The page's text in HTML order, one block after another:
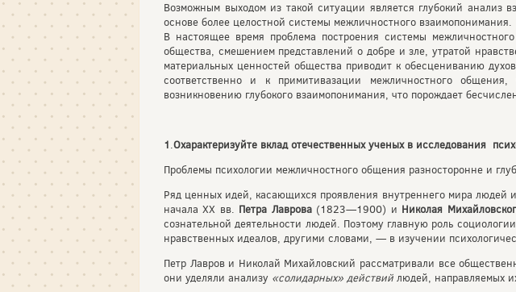
Возможным выходом из такой ситуации является глубокий
основе более целостной системы межличностного взаимопонимания.
В настоящее время проблема построения системы
общества, смешением представлений о добре и зле, утратой
материальных ценностей общества приводит к обесцениванию
соответственно и к примитивазации межличностного
возникновению глубокого взаимопонимания, что порождает
1.Охарактеризуйте вклад отечественных ученых в исследования
Проблемы психологии межличностного общения разносторонне и
Ряд ценных идей, касающихся проявления внутреннего мира людей
начала XX вв. Петра Лаврова(1823—1900) и Николая
сознательной деятельности людей. Поэтому главную роль
нравственных идеалов, другими словами, — в изучении
Петр Лавров и Николай Михайловский рассматривали все
они уделяли анализу «солидарных» действий людей, направляемых